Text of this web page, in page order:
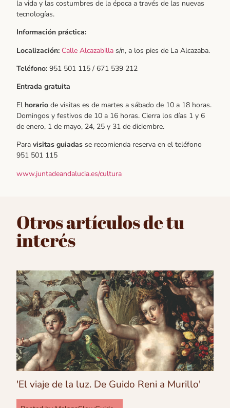
la vida y las costumbres de la época a través de las nuevas
tecnologías.
Información práctica:
Localización: Calle Alcazabilla s/n, a los pies de La Alcazaba.
Teléfono: 951 501 115 / 671 539 212
Entrada gratuita
El horario de visitas es de martes a sábado de 10 a 18 horas.
Domingos y festivos de 10 a 16 horas. Cierra los días 1 y 6
de enero, 1 de mayo, 24, 25 y 31 de diciembre.
Paravisitas guiadas se recomienda reserva en el teléfono
951 501 115
www.juntadeandalucia.es/cultura
Otros artículos de tu
interés
'El viaje de la luz. De Guido Reni a Murillo'